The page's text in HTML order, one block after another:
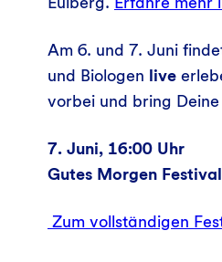
Am 6. und 7. Juni
und Biologen live
vorbei und bring
7. Juni, 16:00 Uhr
Gutes Morgen
Zum vollständigen